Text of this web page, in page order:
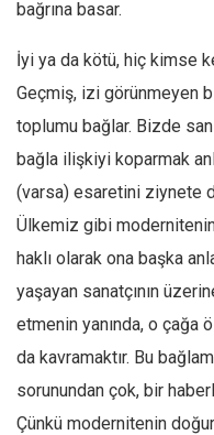
bağrına basar.
İyi ya da kötü, hiç kimse
Geçmiş, izi görünmeyen
toplumu bağlar. Bizde
bağla ilişkiyi koparmak
(varsa) esaretini ziynete
Ülkemiz gibi
haklı olarak ona başka
yaşayan sanatçının
etmenin yanında, o çağa
da kavramaktır. Bu
sorunundan çok, bir
Çünkü modernitenin